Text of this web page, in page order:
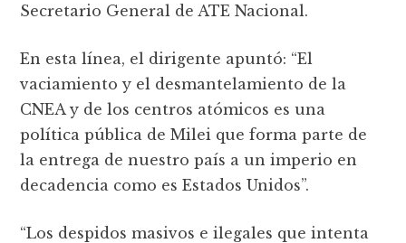
Secretario General de ATE Nacional.
En esta línea, el dirigente apuntó: “El
vaciamiento y el desmantelamiento de la
CNEA y de los centros atómicos es una
política pública de Milei que forma parte de
la entrega de nuestro país a un imperio en
decadencia como es Estados Unidos”.
“Los despidos masivos e ilegales que intenta